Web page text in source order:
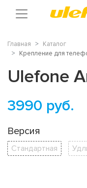
Главная
Каталог
Крепление для
Ulefone
3990 руб.
Версия
Стандартная